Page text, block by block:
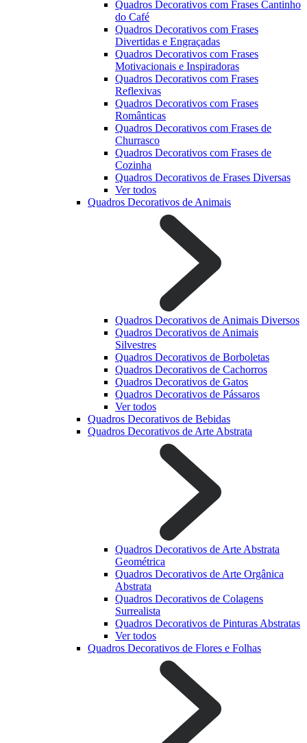
Quadros Decorativos com Frases Cantinho
do Café
Quadros Decorativos com Frases
Divertidas e Engraçadas
Quadros Decorativos com Frases
Motivacionais e Inspiradoras
Quadros Decorativos com Frases
Reflexivas
Quadros Decorativos com Frases
Românticas
Quadros Decorativos com Frases de
Churrasco
Quadros Decorativos com Frases de
Cozinha
Quadros Decorativos de Frases Diversas
Ver todos
Quadros Decorativos de Animais
Quadros Decorativos de Animais Diversos
Quadros Decorativos de Animais
Silvestres
Quadros Decorativos de Borboletas
Quadros Decorativos de Cachorros
Quadros Decorativos de Gatos
Quadros Decorativos de Pássaros
Ver todos
Quadros Decorativos de Bebidas
Quadros Decorativos de Arte Abstrata
Quadros Decorativos de Arte Abstrata
Geométrica
Quadros Decorativos de Arte Orgânica
Abstrata
Quadros Decorativos de Colagens
Surrealista
Quadros Decorativos de Pinturas Abstratas
Ver todos
Quadros Decorativos de Flores e Folhas